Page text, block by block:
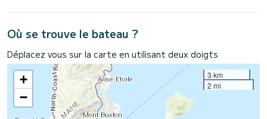
Où se trouve le bateau ?
Déplacez vous sur la carte en utilisant deux doigts
+
−
3 km
2 mi